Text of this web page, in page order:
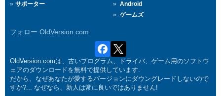
サポーター
Android
ゲームズ
フォロー OldVersion.com
OldVersion.comは、古いプログラム、ドライバ、ゲーム用のソフトウ
ェアのダウンロードを無料で提供しています.
だから、なぜあなたが愛するバージョンにダウングレードしないので
すか?... なぜなら、新人は常に良いではありません!